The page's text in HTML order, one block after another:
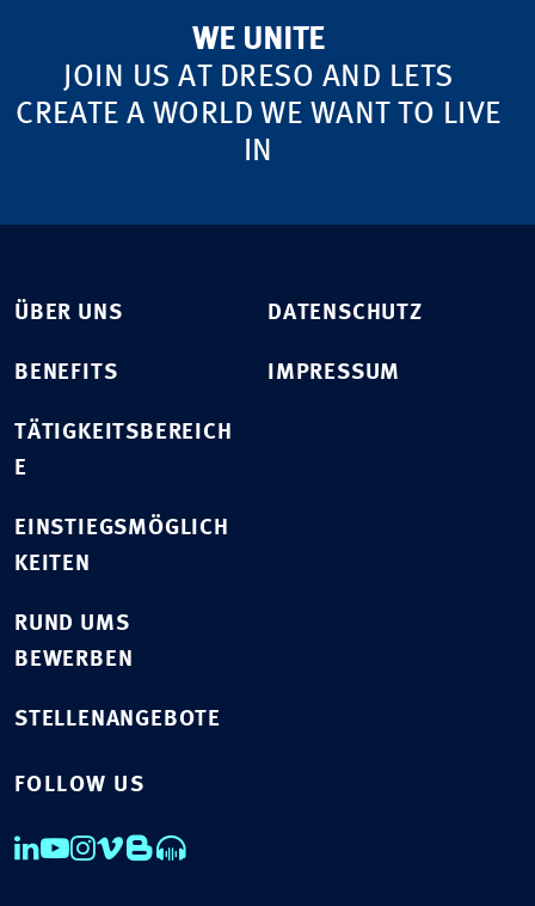
WE UNITE
JOIN US AT DRESO AND LETS
CREATE A WORLD WE WANT TO LIVE
IN
ÜBER UNS
BENEFITS
TÄTIGKEITSBEREICH
E
EINSTIEGSMÖGLICH
KEITEN
RUND UMS
BEWERBEN
STELLENANGEBOTE
DATENSCHUTZ
IMPRESSUM
FOLLOW US